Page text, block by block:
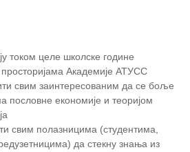
током целе школске године
просторијама Академије АТУСС
свим заинтересованим да се боље
пословне економије и теоријом
свим полазницима (студентима,
да стекну знања из